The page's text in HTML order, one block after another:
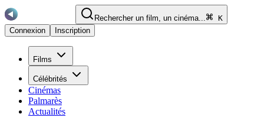
Rechercher un film, un cinéma...
K
Connexion
Inscription
Films
Célébrités
Cinémas
Palmarès
Actualités